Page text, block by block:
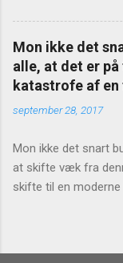
Mon ikke det
alle, at det er
katastrofe af
september 28, 2017
Mon ikke det snart
at skifte væk fra
skifte til en
laekker-hvad-end-